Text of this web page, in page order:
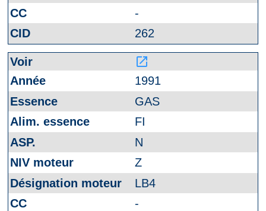
-
262
launch
1991
GAS
FI
N
Z
LB4
-